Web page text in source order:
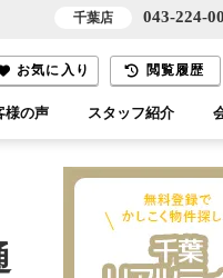
お気に入り 閲覧履歴
様の声 スタッフ紹介
千葉店 043-224-